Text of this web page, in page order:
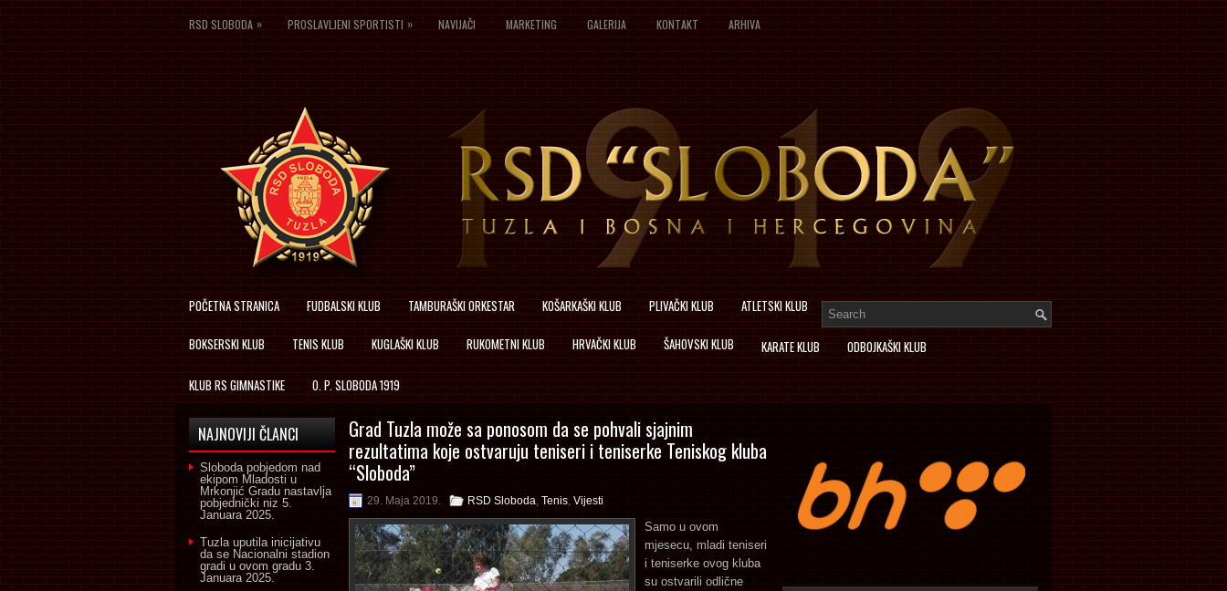
RSD SLOBODA » PROSLAVLJENI SPORTISTI » NAVIJAČI MARKETING GALERIJA KONTAKT ARHIVA
POČETNA STRANICA FUDBALSKI KLUB TAMBURAŠKI ORKESTAR KOŠARKAŠKI KLUB PLIVAČKI KLUB ATLETSKI KLUB
BOKSERSKI KLUB TENIS KLUB KUGLAŠKI KLUB RUKOMETNI KLUB HRVAČKI KLUB ŠAHOVSKI KLUB KARATE KLUB ODBOJKAŠKI KLUB
KLUB RS GIMNASTIKE O. P. SLOBODA 1919
Grad Tuzla može sa ponosom da se pohvali sjajnim
rezultatima koje ostvaruju teniseri i teniserke Teniskog kluba
“Sloboda”
29. Maja 2019. RSD Sloboda, Tenis, Vijesti
Samo u ovom
mjesecu, mladi teniseri
i teniserke ovog kluba
su ostvarili odlične
NAJNOVIJI ČLANCI
Sloboda pobjedom nad
ekipom Mladosti u
Mrkonjić Gradu nastavlja
pobjednički niz 5.
Januara 2025.
Tuzla uputila inicijativu
da se Nacionalni stadion
gradi u ovom gradu 3.
Januara 2025.